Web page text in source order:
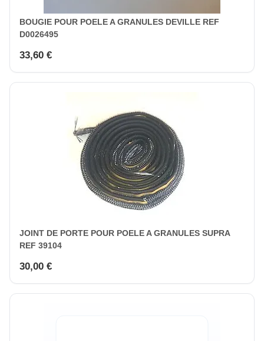
BOUGIE POUR POELE A GRANULES DEVILLE REF
D0026495
33,60 €
JOINT DE PORTE POUR POELE A GRANULES SUPRA
REF 39104
30,00 €